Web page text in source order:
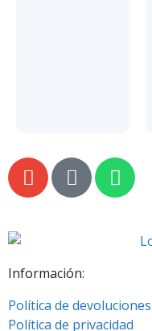
Información:
Política de devoluciones
Política de privacidad